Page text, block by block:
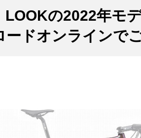
LOOKの2022年モ
ードオンラインで